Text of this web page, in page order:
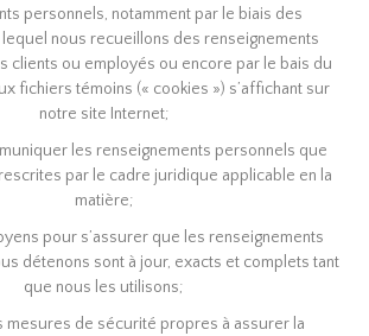
personnels, notamment par le biais des
nous recueillons des renseignements
clients ou employés ou encore par le bais du
fichiers témoins (« cookies ») s’affichant sur
notre site Internet;
les renseignements personnels que
par le cadre juridique applicable en la
matière;
pour s’assurer que les renseignements
détenons sont à jour, exacts et complets tant
que nous les utilisons;
mesures de sécurité propres à assurer la